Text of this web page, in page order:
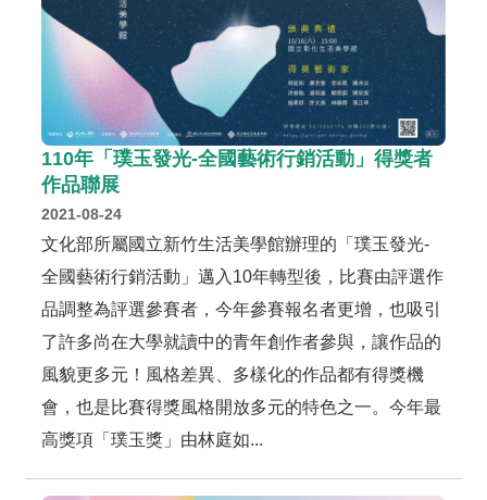
110年「璞玉發光-全國藝術行銷活動」得獎者
作品聯展
2021-08-24
文化部所屬國立新竹生活美學館辦理的「璞玉發光-
全國藝術行銷活動」邁入10年轉型後，比賽由評選作
品調整為評選參賽者，今年參賽報名者更增，也吸引
了許多尚在大學就讀中的青年創作者參與，讓作品的
風貌更多元！風格差異、多樣化的作品都有得獎機
會，也是比賽得獎風格開放多元的特色之一。今年最
高獎項「璞玉獎」由林庭如...